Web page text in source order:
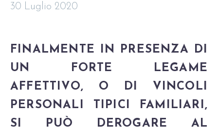
30 Luglio 2020
FINALMENTE IN PRESENZA DI
UN FORTE LEGAME
AFFETTIVO, O DI VINCOLI
PERSONALI TIPICI FAMILIARI,
SI PUÒ DEROGARE AL